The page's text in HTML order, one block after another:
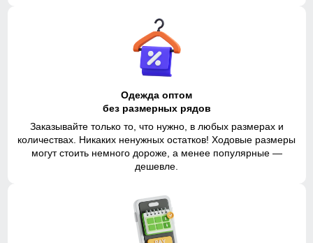
Одежда оптом
без размерных рядов
Заказывайте только то, что нужно, в любых размерах и
количествах. Никаких ненужных остатков! Ходовые размеры
могут стоить немного дороже, а менее популярные —
дешевле.